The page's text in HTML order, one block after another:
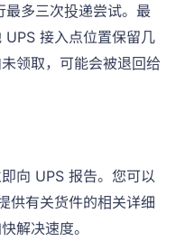
最多三次投递尝试。最
接入点位置保留几
领取，可能会被退回给
向 UPS 报告。您可以
供有关货件的相关详细
解决速度。